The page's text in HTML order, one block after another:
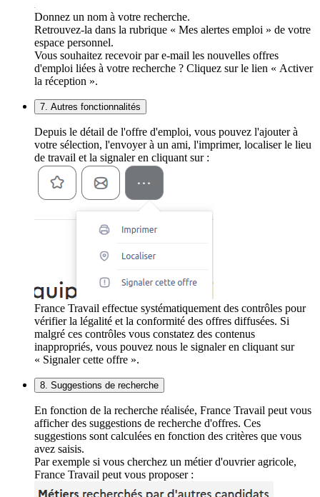
Donnez un nom à votre recherche.
Retrouvez-la dans la rubrique « Mes alertes emploi » de votre
espace personnel.
Vous souhaitez recevoir par e-mail les nouvelles offres
d'emploi liées à votre recherche ? Cliquez sur le lien « Activer
la réception ».
7. Autres fonctionnalités
Depuis le détail de l'offre d'emploi, vous pouvez l'ajouter à
votre sélection, l'envoyer à un ami, l'imprimer, localiser le lieu
de travail et la signaler en cliquant sur :
France Travail effectue systématiquement des contrôles pour
vérifier la légalité et la conformité des offres diffusées. Si
malgré ces contrôles vous constatez des contenus
inappropriés, vous pouvez nous le signaler en cliquant sur
« Signaler cette offre ».
8. Suggestions de recherche
En fonction de la recherche réalisée, France Travail peut vous
afficher des suggestions de recherche d'offres. Ces
suggestions sont calculées en fonction des critères que vous
avez saisis.
Par exemple si vous cherchez un métier d'ouvrier agricole,
France Travail peut vous proposer :